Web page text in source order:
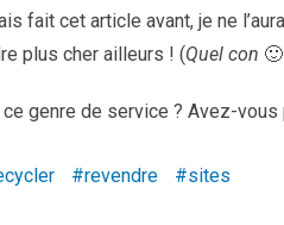
fait cet article avant, je ne
plus cher ailleurs ! (Quel con
genre de service ? Avez-
revendre sites